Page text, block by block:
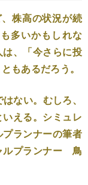
株高の状況が続
多いかもしれな
、「今さらに投
もあるだろう。
ない。むしろ、
える。シミュレ
ランナーの筆者
ルプランナー 鳥